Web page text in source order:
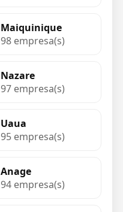
Maiquinique
98 empresa(s)
Nazare
97 empresa(s)
Uaua
95 empresa(s)
Anage
94 empresa(s)